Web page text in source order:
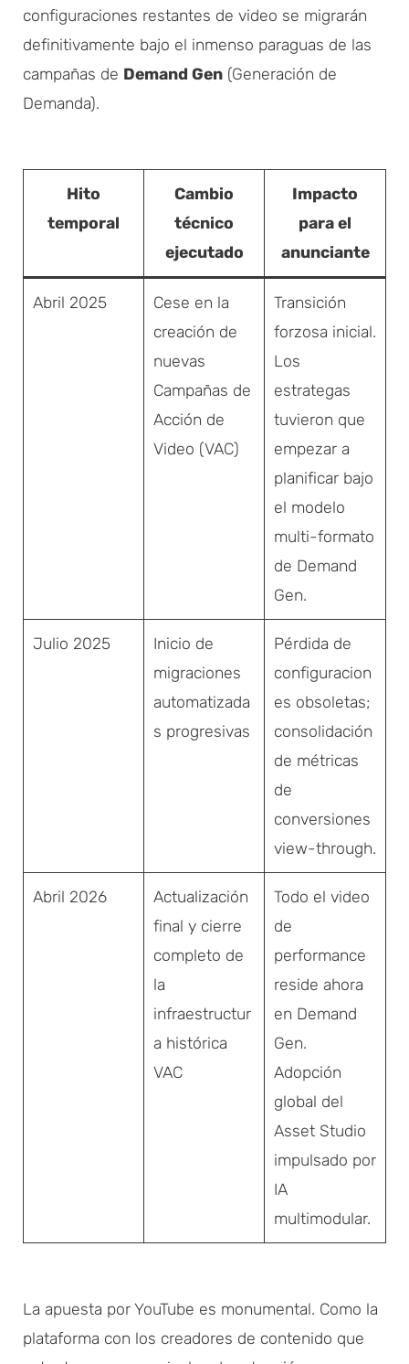
configuraciones restantes de video se migrarán
definitivamente bajo el inmenso paraguas de las
campañas de Demand Gen (Generación de
Demanda).
Hito
temporal
Cambio
técnico
ejecutado
Impacto
para el
anunciante
Abril 2025
Cese en la
creación de
nuevas
Campañas de
Acción de
Video (VAC)
Transición
forzosa inicial.
Los
estrategas
tuvieron que
empezar a
planificar bajo
el modelo
multi-formato
de Demand
Gen.
Julio 2025
Inicio de
migraciones
automatizada
s progresivas
Pérdida de
configuracion
es obsoletas;
consolidación
de métricas
de
conversiones
view-through.
Abril 2026
Actualización
final y cierre
completo de
la
infraestructur
a histórica
VAC
Todo el video
de
performance
reside ahora
en Demand
Gen.
Adopción
global del
Asset Studio
impulsado por
IA
multimodular.
La apuesta por YouTube es monumental. Como la
plataforma con los creadores de contenido que